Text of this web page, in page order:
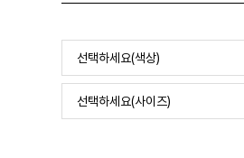
선택하세요(색상)
선택하세요(사이즈)